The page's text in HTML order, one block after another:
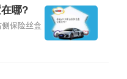
哪?
保险丝盒